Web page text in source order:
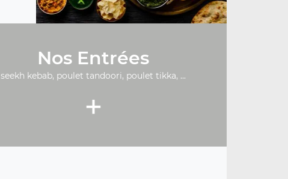
Nos Entrées
seekh kebab, poulet tandoori, poulet tikka, ...
+